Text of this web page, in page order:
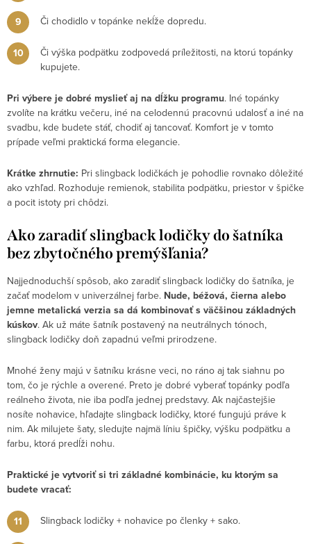
Či chodidlo v topánke nekĺže dopredu.
Či výška podpätku zodpovedá príležitosti, na ktorú topánky
kupujete.
Pri výbere je dobré myslieť aj na dĺžku programu. Iné topánky
zvolíte na krátku večeru, iné na celodennú pracovnú udalosť a iné na
svadbu, kde budete stáť, chodiť aj tancovať. Komfort je v tomto
prípade veľmi praktická forma elegancie.
Krátke zhrnutie: Pri slingback lodičkách je pohodlie rovnako dôležité
ako vzhľad. Rozhoduje remienok, stabilita podpätku, priestor v špičke
a pocit istoty pri chôdzi.
Ako zaradiť slingback lodičky do šatníka
bez zbytočného premýšľania?
Najjednoduchší spôsob, ako zaradiť slingback lodičky do šatníka, je
začať modelom v univerzálnej farbe. Nude, béžová, čierna alebo
jemne metalická verzia sa dá kombinovať s väčšinou základných
kúskov. Ak už máte šatník postavený na neutrálnych tónoch,
slingback lodičky doň zapadnú veľmi prirodzene.
Mnohé ženy majú v šatníku krásne veci, no ráno aj tak siahnu po
tom, čo je rýchle a overené. Preto je dobré vyberať topánky podľa
reálneho života, nie iba podľa jednej predstavy. Ak najčastejšie
nosíte nohavice, hľadajte slingback lodičky, ktoré fungujú práve k
nim. Ak milujete šaty, sledujte najmä líniu špičky, výšku podpätku a
farbu, ktorá predĺži nohu.
Praktické je vytvoriť si tri základné kombinácie, ku ktorým sa
budete vracať:
Slingback lodičky + nohavice po členky + sako.